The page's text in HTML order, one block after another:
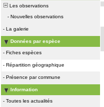
Les observations
- Nouvelles observations
- La galerie
Données par espèce
- Fiches espèces
- Répartition géographique
- Présence par commune
Information
- Toutes les actualités